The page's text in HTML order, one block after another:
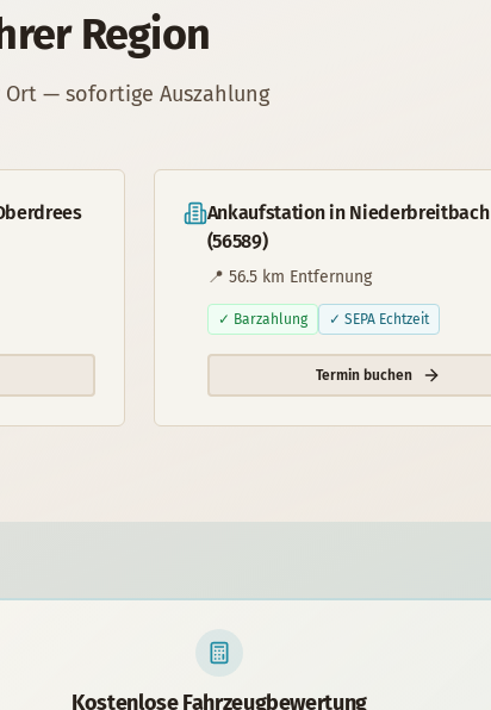
Region
Ort — sofortige Auszahlung
Ankaufstation in Niederbreitbach
(56589)
📍 56.5km Entfernung
✓ Barzahlung ✓ SEPA Echtzeit
Termin buchen
Kostenlose Fahrzeugbewertung